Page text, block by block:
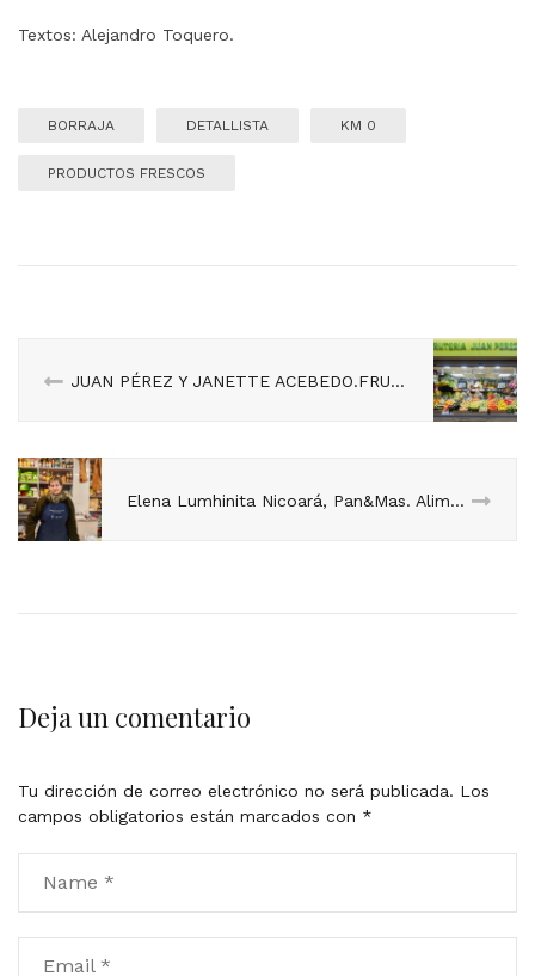
Textos: Alejandro Toquero.
BORRAJA DETALLISTA KM 0
PRODUCTOS FRESCOS
JUAN PÉREZ Y JANETTE ACEBEDO.FRUTERÍA JUAN PÉREZ. Puesto 63
Elena Lumhinita Nicoará, Pan&Mas. Alimentación de Rumanía y España.
Deja un comentario
Tu dirección de correo electrónico no será publicada. Los
campos obligatorios están marcados con *